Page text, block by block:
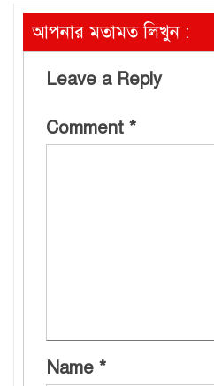
আপনার মতামত লিখুন :
Leave a Reply
Comment *
Name *